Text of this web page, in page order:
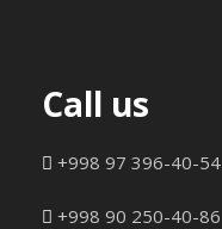
Call us
+998 97 396-40-54
+998 90 250-40-86